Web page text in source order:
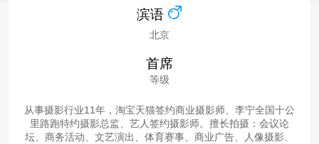
滨语
北京
首席
等级
从事摄影行业11年，淘宝天猫签约商业摄影师、李宁全国十公
里路跑特约摄影总监、艺人签约摄影师。擅长拍摄：会议论
坛、商务活动、文艺演出、体育赛事、商业广告、人像摄影、